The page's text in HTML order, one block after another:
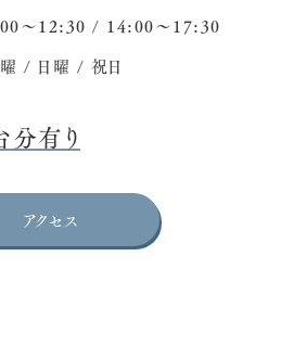
～12:30 / 14:00～17:30
/ 日曜 / 祝日
有り
アクセス